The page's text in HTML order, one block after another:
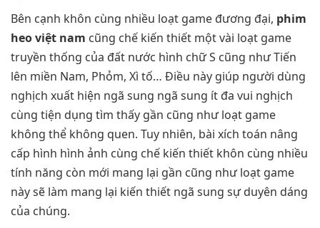
Bên cạnh khôn cùng nhiều loạt game đương đại, phim
heo việt nam cũng chế kiến thiết một vài loạt game
truyền thống của đất nước hình chữ S cũng như Tiến
lên miền Nam, Phỏm, Xì tố… Điều này giúp người dùng
nghịch xuất hiện ngã sung ngã sung ít đa vui nghịch
cùng tiện dụng tìm thấy gần cũng như loạt game
không thể không quen. Tuy nhiên, bài xích toán nâng
cấp hình hình ảnh cùng chế kiến thiết khôn cùng nhiều
tính năng còn mới mang lại gần cũng như loạt game
này sẽ làm mang lại kiến thiết ngã sung sự duyên dáng
của chúng.